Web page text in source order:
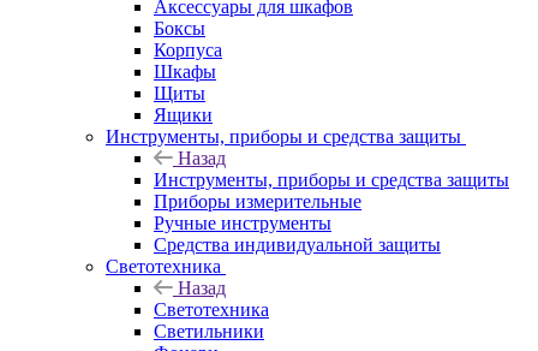
Аксессуары для шкафов
Боксы
Корпуса
Шкафы
Щиты
Ящики
Инструменты, приборы и средства защиты
Назад
Инструменты, приборы и средства защиты
Приборы измерительные
Ручные инструменты
Средства индивидуальной защиты
Светотехника
Назад
Светотехника
Светильники